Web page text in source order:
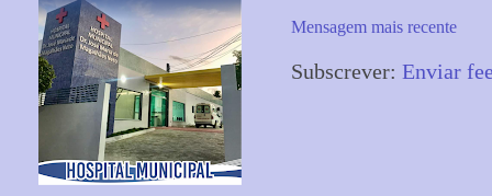
Mensagem mais recente
Subscrever: Enviar